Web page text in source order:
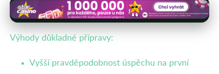
Výhody důkladné přípravy:
Vyšší pravděpodobnost úspěchu na první